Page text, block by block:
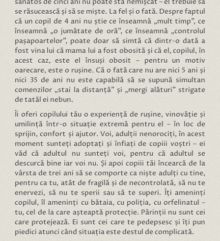
se răsucească și să se miște. La fel și o fată. Despre faptul
că un copil de 4 ani nu știe ce înseamnă „mult timp”, ce
înseamnă „o jumătate de oră”, ce înseamnă „controlul
pașapoartelor”, poate doar să simtă că dintr-o dată a
fost vina lui că mama lui a fost obosită și că el, copilul, în
acest caz, este el însuși obosit – pentru un motiv
oarecare, este o rușine. Că o fată care nu are nici 5 ani și
nici 35 de ani nu este capabilă să se supună simultan
comenzilor „stai la distanță” și „mergi alături” strigate
de tatăl ei nebun.
Îi oferi copilului tău o experiență de rușine, vinovăție și
umilință într-o situație extremă pentru el – în loc de
sprijin, confort și ajutor. Voi, adulții nenorociți, în acest
moment sunteți adoptați și înfiați de copiii voștri – ei
văd că adultul nu sunteți voi, pentru că adultul se
descurcă bine iar voi nu. Și apoi copiii tăi încearcă de la
vârsta de trei ani să se comporte ca niște adulți cu tine,
pentru ca tu, atât de fragilă și de necontrolată, să nu te
enervezi, să nu te sperii sau să te superi. Îți ameninți
copilul, îl ameninți cu bătaia, cu poliția, cu orfelinatul –
tu, cel de la care așteaptă protecție. Părinții nu sunt cei
care protejează. Ei sunt cei care te pedepsesc și îți pun
piedici atunci când situația este destul de complicată.